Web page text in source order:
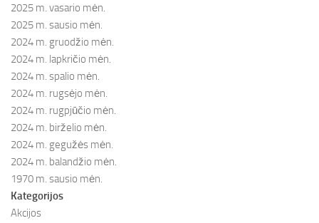
2025 m. vasario mėn.
2025 m. sausio mėn.
2024 m. gruodžio mėn.
2024 m. lapkričio mėn.
2024 m. spalio mėn.
2024 m. rugsėjo mėn.
2024 m. rugpjūčio mėn.
2024 m. birželio mėn.
2024 m. gegužės mėn.
2024 m. balandžio mėn.
1970 m. sausio mėn.
Kategorijos
Akcijos